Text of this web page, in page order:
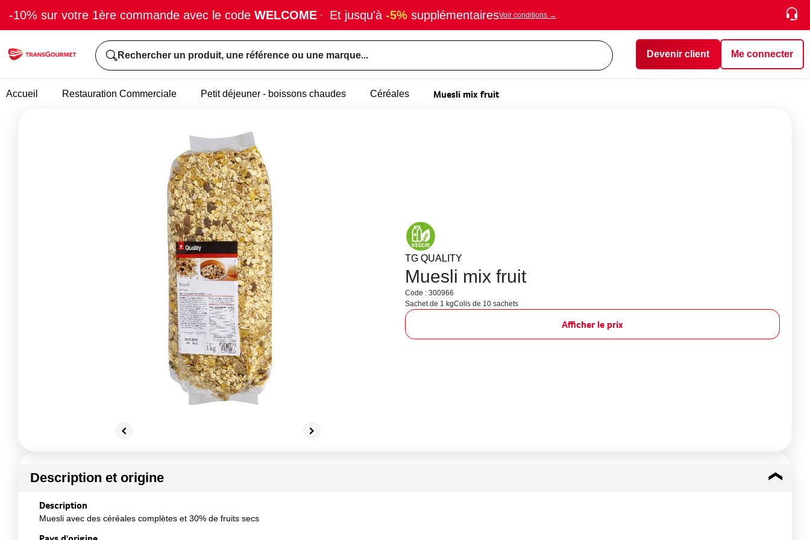
-10% sur votre 1ère commande avec le code WELCOME · Et jusqu'à -5% supplémentairesVoir conditions →
Rechercher un produit, une référence ou une marque... Devenir client Me connecter
Accueil Restauration Commerciale Petit déjeuner - boissons chaudes Céréales Muesli mix fruit
TG QUALITY
Muesli mix fruit
Code : 300966
Sachet de 1 kgColis de 10 sachets
Afficher le prix
Description et origine
Description
Muesli avec des céréales complètes et 30% de fruits secs